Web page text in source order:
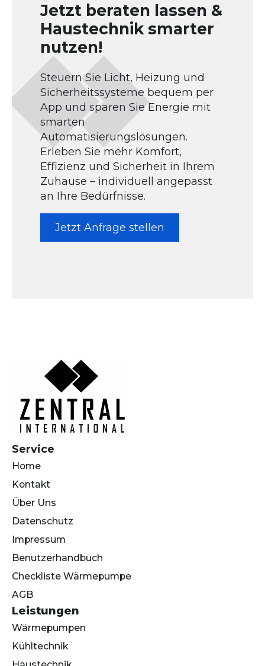
Jetzt beraten lassen &
Haustechnik smarter
nutzen!
Steuern Sie Licht, Heizung und
Sicherheitssysteme bequem per
App und sparen Sie Energie mit
smarten
Automatisierungslösungen.
Erleben Sie mehr Komfort,
Effizienz und Sicherheit in Ihrem
Zuhause – individuell angepasst
an Ihre Bedürfnisse.
Jetzt Anfrage stellen
Service
Home
Kontakt
Über Uns
Datenschutz
Impressum
Benutzerhandbuch
Checkliste Wärmepumpe
AGB
Leistungen
Wärmepumpen
Kühltechnik